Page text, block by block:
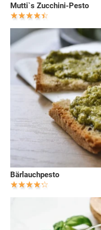
Mutti`s Zucchini-Pesto
Bärlauchpesto